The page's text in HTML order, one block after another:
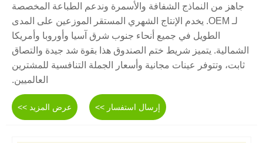
جاهز من النماذج الشفافة والأسمرة وندعم الطباعة المخصصة
لـ OEM. يخدم الإنتاج الشهري المستقر الموزعين على المدى
الطويل في جميع أنحاء جنوب شرق آسيا وأوروبا وأمريكا
الشمالية. يتميز شريط ختم الصندوق هذا بقوة شد جيدة والتصاق
ثابت، وتتوفر عينات مجانية وأسعار الجملة التنافسية للمشترين
العالميين.
عرض المزيد >> إرسال استفسار >>